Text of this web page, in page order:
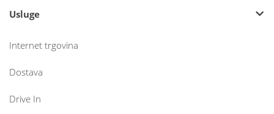
Usluge
Internet trgovina
Dostava
Drive In